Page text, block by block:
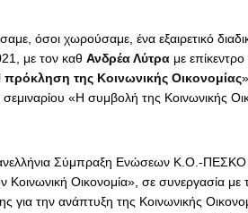
όσοι χωρούσαμε, ένα εξαιρετικό
με τον καθ Ανδρέα Λύτραμε επίκεντρο
πρόκληση της Κοινωνικής Οικονομίας
«Η συμβολή της Κοινωνικής
Σύμπραξη Ενώσεων Κ.Ο.-ΠΕΣΚΟ
Οικονομία», σε συνεργασία
για την ανάπτυξη της Κοινωνικής